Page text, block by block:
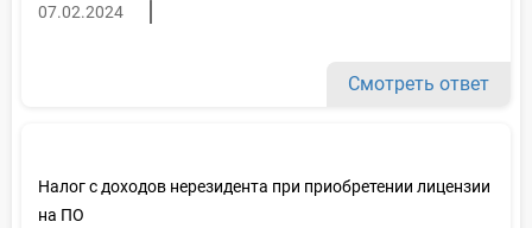
07.02.2024
Смотреть ответ
Налог с доходов нерезидента при приобретении лицензии
на ПО